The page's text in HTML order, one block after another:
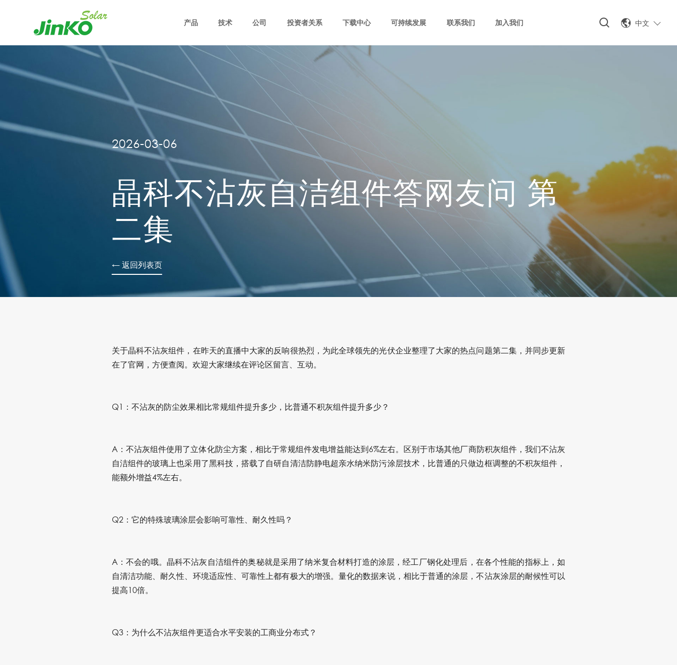
产品 技术 公司 投资者关系 下载中心 可持续发展 联系我们 加入我们 中文
2026-03-06
晶科不沾灰自洁组件答网友问 第
二集
← 返回列表页
关于晶科不沾灰组件，在昨天的直播中大家的反响很热烈，为此全球领先的光伏企业整理了大家的热点问题第二集，并同步更新
在了官网，方便查阅。欢迎大家继续在评论区留言、互动。
Q1：不沾灰的防尘效果相比常规组件提升多少，比普通不积灰组件提升多少？
A：不沾灰组件使用了立体化防尘方案，相比于常规组件发电增益能达到6%左右。区别于市场其他厂商防积灰组件，我们不沾灰
自洁组件的玻璃上也采用了黑科技，搭载了自研自清洁防静电超亲水纳米防污涂层技术，比普通的只做边框调整的不积灰组件，
能额外增益4%左右。
Q2：它的特殊玻璃涂层会影响可靠性、耐久性吗？
A：不会的哦。晶科不沾灰自洁组件的奥秘就是采用了纳米复合材料打造的涂层，经工厂钢化处理后，在各个性能的指标上，如
自清洁功能、耐久性、环境适应性、可靠性上都有极大的增强。量化的数据来说，相比于普通的涂层，不沾灰涂层的耐候性可以
提高10倍。
Q3：为什么不沾灰组件更适合水平安装的工商业分布式？